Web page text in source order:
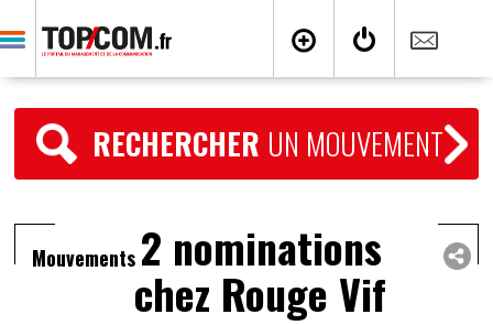
RECHERCHER UN MOUVEMENT
Mouvements 2 nominations
chez Rouge Vif